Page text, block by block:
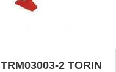
2 TORIN